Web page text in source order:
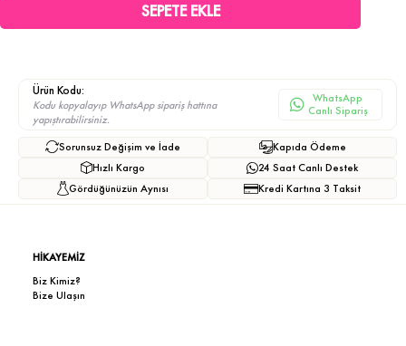
Ürün Kodu:
Kodu kopyalayıp WhatsApp sipariş hattına
yapıştırabilirsiniz.
WhatsApp
Canlı Sipariş
Sorunsuz Değişim ve İade
Hızlı Kargo
Gördüğünüzün Aynısı
Kapıda Ödeme
24 Saat Canlı Destek
Kredi Kartına 3 Taksit
HİKAYEMİZ
Biz Kimiz?
Bize Ulaşın